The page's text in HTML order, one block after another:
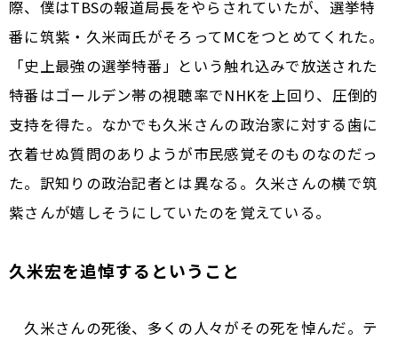
際、僕はTBSの報道局長をやらされていたが、選挙特
番に筑紫・久米両氏がそろってMCをつとめてくれた。
「史上最強の選挙特番」という触れ込みで放送された
特番はゴールデン帯の視聴率でNHKを上回り、圧倒的
支持を得た。なかでも久米さんの政治家に対する歯に
衣着せぬ質問のありようが市民感覚そのものなのだっ
た。訳知りの政治記者とは異なる。久米さんの横で筑
紫さんが嬉しそうにしていたのを覚えている。
久米宏を追悼するということ
久米さんの死後、多くの人々がその死を悼んだ。テ